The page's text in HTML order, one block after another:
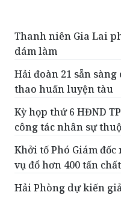
Thanh niên Gia Lai
dám làm
Hải đoàn 21 sẵn
thao huấn luyện tàu
Kỳ họp thứ 6 HĐND
công tác nhân sự
Khởi tố Phó Giám
vụ đổ hơn 400 tấn
Hải Phòng dự kiến